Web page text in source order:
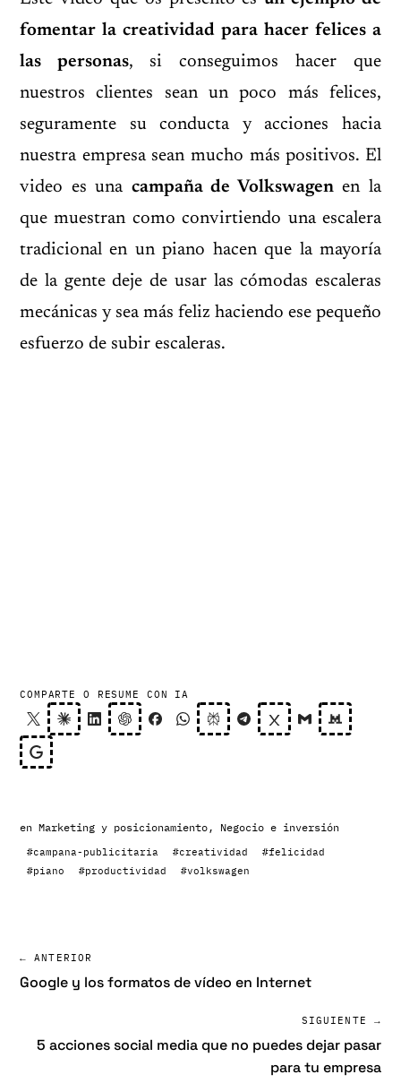
fomentar la creatividad para hacer felices a
las personas, si conseguimos hacer que
nuestros clientes sean un poco más felices,
seguramente su conducta y acciones hacia
nuestra empresa sean mucho más positivos. El
video es una campaña de Volkswagenen la
que muestran como convirtiendo una escalera
tradicional en un piano hacen que la mayoría
de la gente deje de usar las cómodas escaleras
mecánicas y sea más feliz haciendo ese pequeño
esfuerzo de subir escaleras.
COMPARTE O RESUME CON IA
en Marketing y posicionamiento, Negocio e inversión
#campana-publicitaria #creatividad
#felicidad
#piano
#productividad #volkswagen
← ANTERIOR
Google y los formatos de vídeo en Internet
SIGUIENTE →
5 acciones social media que no puedes dejar pasar
para tu empresa